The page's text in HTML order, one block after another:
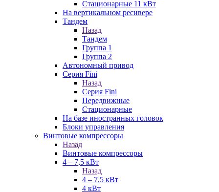
Стационарные 11 кВт
На вертикальном ресивере
Тандем
Назад
Тандем
Группа 1
Группа 2
Автономный привод
Серия Fini
Назад
Серия Fini
Передвижные
Стационарные
На базе иностранных головок
Блоки управления
Винтовые компрессоры
Назад
Винтовые компрессоры
4 – 7,5 кВт
Назад
4 – 7,5 кВт
4 кВт